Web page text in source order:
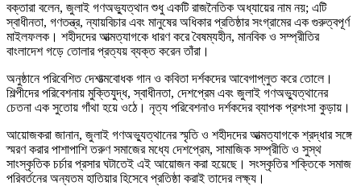
বক্তারা বলেন, জুলাই গণঅভ্যুত্থান শুধু একটি রাজনৈতিক অধ্যায়ের নাম নয়; এটি
স্বাধীনতা, গণতন্ত্র, ন্যায়বিচার এবং মানুষের অধিকার প্রতিষ্ঠার সংগ্রামের এক গুরুত্বপূর্ণ
মাইলফলক। শহীদদের আত্মত্যাগকে ধারণ করে বৈষম্যহীন, মানবিক ও সম্প্রীতির
বাংলাদেশ গড়ে তোলার প্রত্যয় ব্যক্ত করেন তাঁরা।
অনুষ্ঠানে পরিবেশিত দেশাত্মবোধক গান ও কবিতা দর্শকদের আবেগাপ্লুত করে তোলে।
শিল্পীদের পরিবেশনায় মুক্তিযুদ্ধ, স্বাধীনতা, দেশপ্রেম এবং জুলাই গণঅভ্যুত্থানের
চেতনা এক সুতোয় গাঁথা হয়ে ওঠে। নৃত্য পরিবেশনাও দর্শকদের ব্যাপক প্রশংসা কুড়ায়।
আয়োজকরা জানান, জুলাই গণঅভ্যুত্থানের স্মৃতি ও শহীদদের আত্মত্যাগকে শ্রদ্ধার সঙ্গে
স্মরণ করার পাশাপাশি তরুণ সমাজের মধ্যে দেশপ্রেম, সামাজিক সম্প্রীতি ও সুস্থ
সাংস্কৃতিক চর্চার প্রসার ঘটাতেই এই আয়োজন করা হয়েছে। সংস্কৃতির শক্তিকে সমাজ
পরিবর্তনের অন্যতম হাতিয়ার হিসেবে প্রতিষ্ঠা করাই তাদের লক্ষ্য।